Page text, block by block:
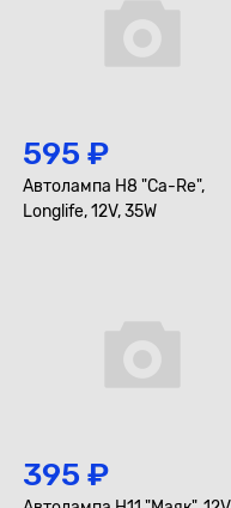
595 ₽
Автолампа H8 "Ca-Re",
Longlife, 12V, 35W
395 ₽